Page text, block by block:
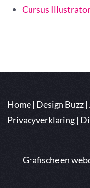
Cursus
Home | Design Buzz |
Privacyverklaring |
Grafische en